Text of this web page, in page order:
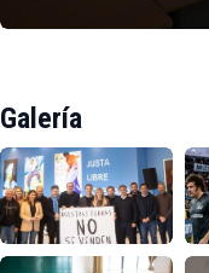
Galería